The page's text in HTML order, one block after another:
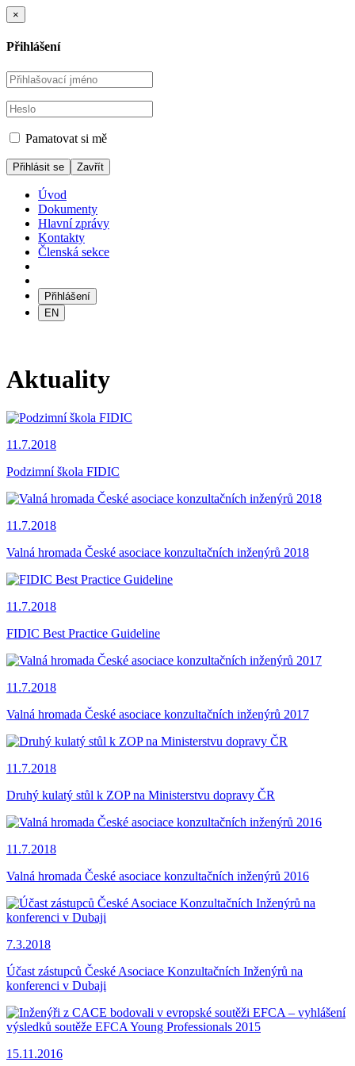
×
Přihlášení
Pamatovat si mě
Zavřít
Úvod
Dokumenty
Hlavní zprávy
Kontakty
Členská sekce
Přihlášení
EN
Aktuality
11.7.2018
Podzimní škola FIDIC
11.7.2018
Valná hromada České asociace konzultačních inženýrů 2018
11.7.2018
FIDIC Best Practice Guideline
11.7.2018
Valná hromada České asociace konzultačních inženýrů 2017
11.7.2018
Druhý kulatý stůl k ZOP na Ministerstvu dopravy ČR
11.7.2018
Valná hromada České asociace konzultačních inženýrů 2016
7.3.2018
Účast zástupců České Asociace Konzultačních Inženýrů na
konferenci v Dubaji
15.11.2016